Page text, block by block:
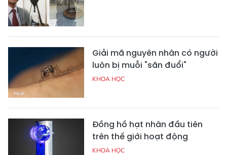
Giải mã nguyên nhân có người
luôn bị muỗi "săn đuổi"
KHOA HỌC
Đồng hồ hạt nhân đầu tiên
trên thế giới hoạt động
KHOA HỌC